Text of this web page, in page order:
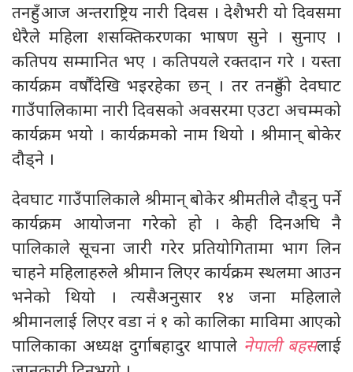
तनहुँ- आज अन्तराष्ट्रिय नारी दिवस । देशैभरी यो दिवसमा
धेरैले महिला शसक्तिकरणका भाषण सुने । सुनाए ।
कतिपय सम्मानित भए । कतिपयले रक्तदान गरे । यस्ता
कार्यक्रम वर्षौंदेखि भइरहेका छन् । तर तनहुँको देवघाट
गाउँपालिकामा नारी दिवसको अवसरमा एउटा अचम्मको
कार्यक्रम भयो । कार्यक्रमको नाम थियो । श्रीमान् बोकेर
दौड्ने ।
देवघाट गाउँपालिकाले श्रीमान् बोकेर श्रीमतीले दौड्नु पर्ने
कार्यक्रम आयोजना गरेको हो । केही दिनअघि नै
पालिकाले सूचना जारी गरेर प्रतियोगितामा भाग लिन
चाहने महिलाहरुले श्रीमान लिएर कार्यक्रम स्थलमा आउन
भनेको थियो । त्यसैअनुसार १४ जना महिलाले
श्रीमानलाई लिएर वडा नं १ को कालिका माविमा आएको
पालिकाका अध्यक्ष दुर्गाबहादुर थापाले नेपाली बहसलाई